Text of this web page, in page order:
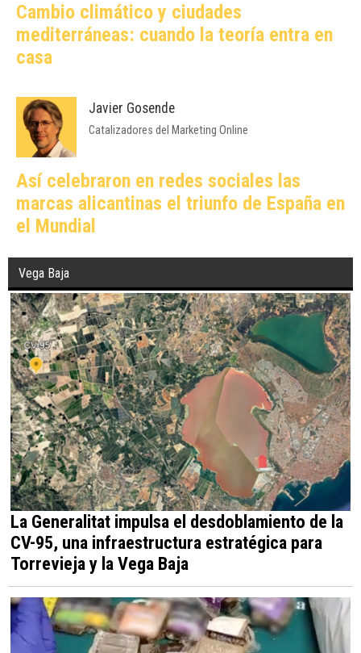
Cambio climático y ciudades
mediterráneas: cuando la teoría entra en
casa
Javier Gosende
Catalizadores del Marketing Online
Así celebraron en redes sociales las
marcas alicantinas el triunfo de España en
el Mundial
Vega Baja
La Generalitat impulsa el desdoblamiento de la
CV-95, una infraestructura estratégica para
Torrevieja y la Vega Baja